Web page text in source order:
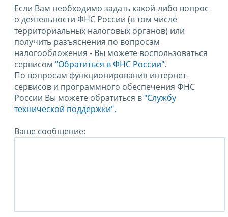
Если Вам необходимо задать какой-либо вопрос
о деятельности ФНС России (в том числе
территориальных налоговых органов) или
получить разъяснения по вопросам
налогообложения - Вы можете воспользоваться
сервисом "Обратиться в ФНС России".
По вопросам функционирования интернет-
сервисов и программного обеспечения ФНС
России Вы можете обратиться в "Службу
технической поддержки".
Ваше сообщение: